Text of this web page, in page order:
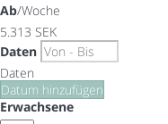
Ab/Woche
5.313 SEK
Daten
Daten
Datum hinzufügen
Erwachsene